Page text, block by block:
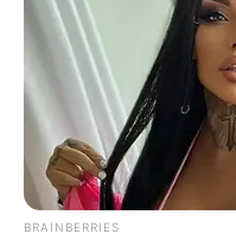
BRAINBERRIES